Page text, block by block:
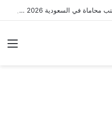
فرصة عمل كمسوق مستقل لمكتب محاماة في السعودية 2026 | اعمل بنظام العمولة وحقق دخلاً بدون خبرة